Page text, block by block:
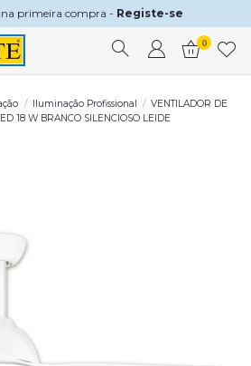
na primeira compra - Registe-se
0
Iluminação Profissional
VENTILADOR DE
18 W BRANCO SILENCIOSO LEIDE